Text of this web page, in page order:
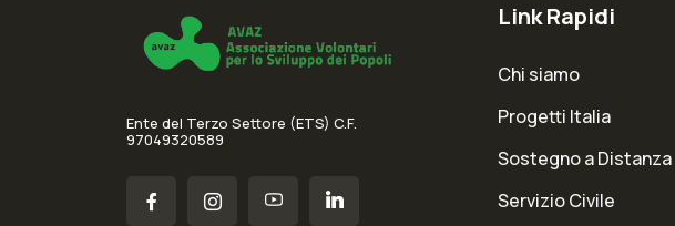
Ente del Terzo Settore (ETS) C.F.
97049320589
Link Rapidi
Chi siamo
Progetti Italia
Sostegno a Distanza
Servizio Civile